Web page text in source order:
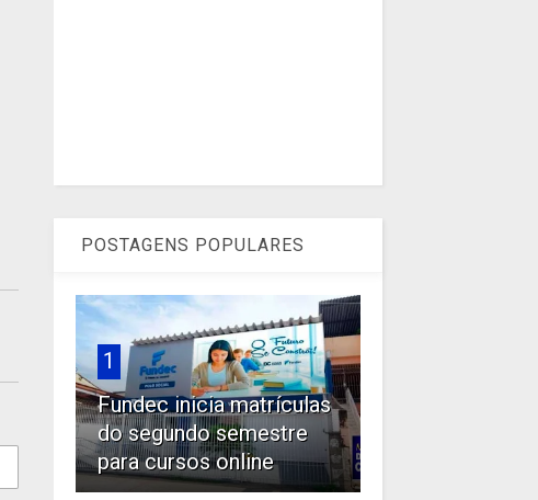
POSTAGENS POPULARES
1
Fundec inicia matrículas
do segundo semestre
para cursos online